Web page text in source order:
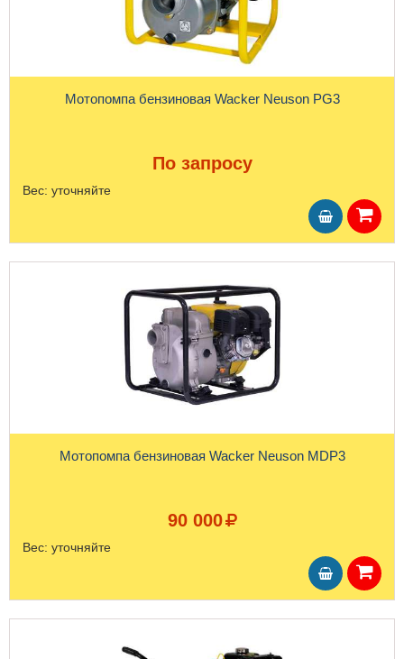
Мотопомпа бензиновая Wacker Neuson PG3
По запросу
Вес: уточняйте
Мотопомпа бензиновая Wacker Neuson MDP3
90 000
Вес: уточняйте